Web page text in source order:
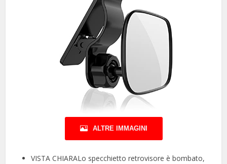
ALTRE IMMAGINI
VISTA CHIARALo specchietto retrovisore è bombato,